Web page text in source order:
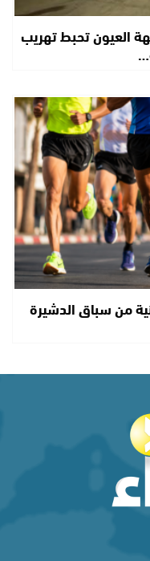
العيون تحبط تهريب
من سباق الدشيرة